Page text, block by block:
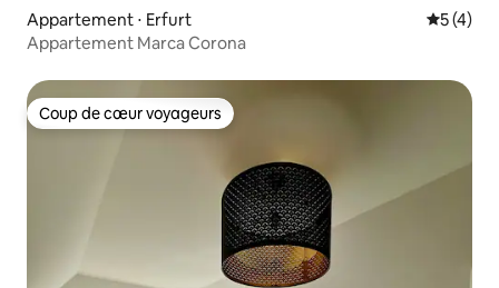
Appartement ⋅ Erfurt
5 (4)
Appartement Marca Corona
Coup de cœur voyageurs
Coup de cœur voyageurs